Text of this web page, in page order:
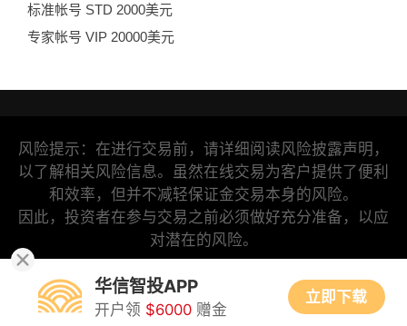
标准帐号 STD 2000美元
专家帐号 VIP 20000美元
风险提示：在进行交易前，请详细阅读风险披露声明，
以了解相关风险信息。虽然在线交易为客户提供了便利
和效率，但并不减轻保证金交易本身的风险。
因此，投资者在参与交易之前必须做好充分准备，以应
对潜在的风险。
Copyright ©2024 琼ICP备2024018318号-1
版权所有，保留所有权利，不得转载!
华信智投APP
开户领 $6000 赠金
立即下载